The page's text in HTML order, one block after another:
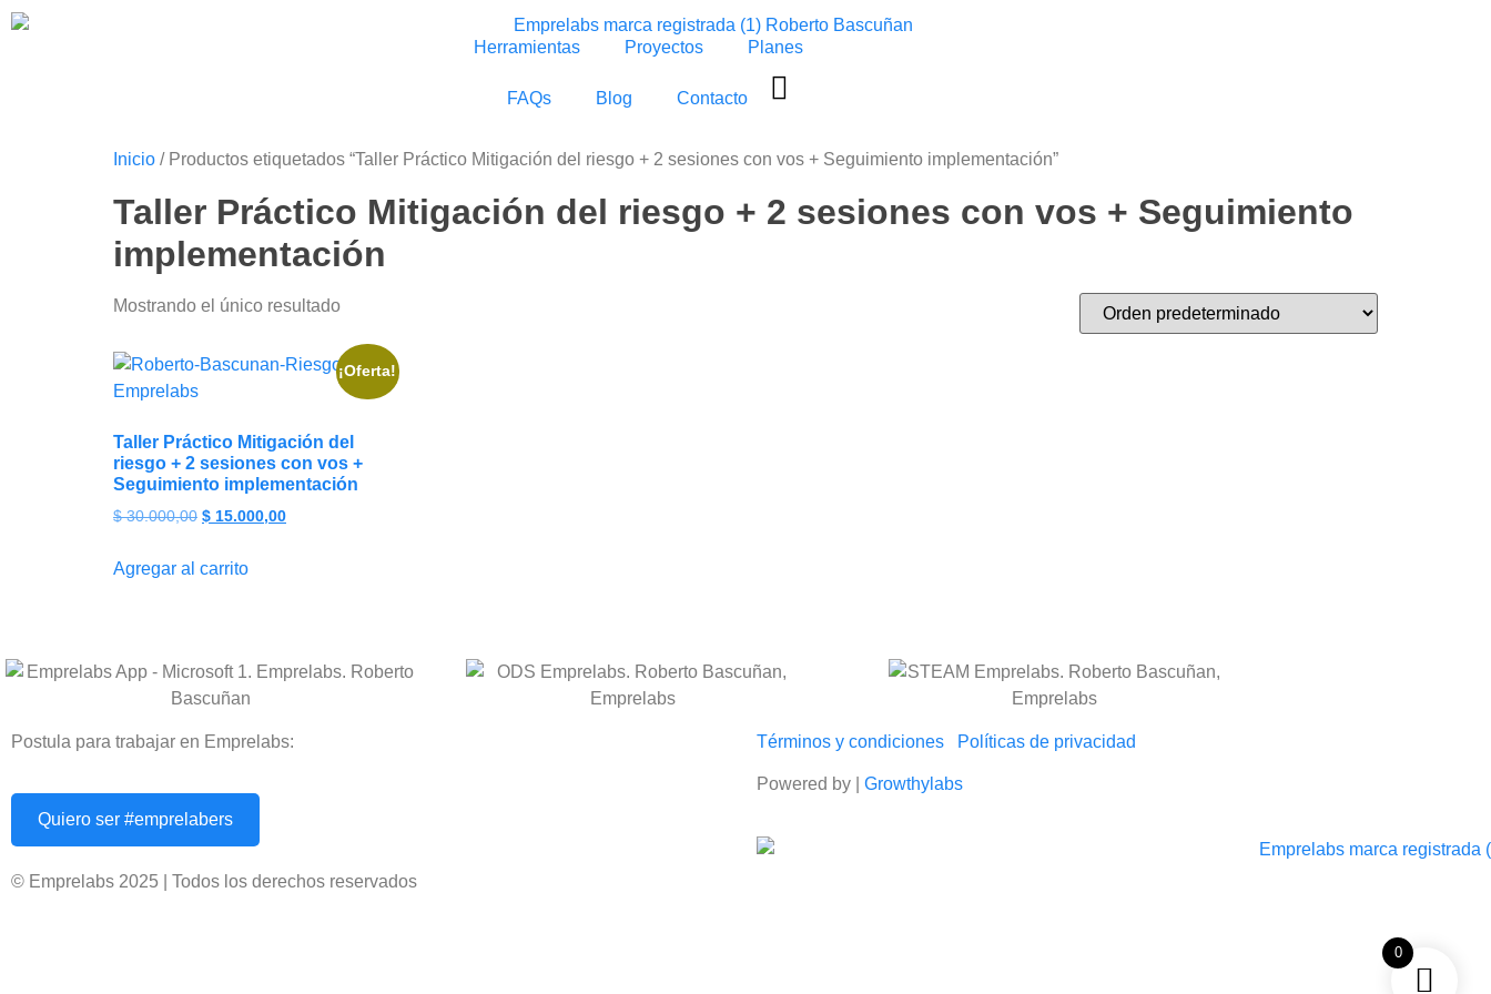
Herramientas Proyectos Planes
FAQs Blog Contacto
Inicio / Productos etiquetados “Taller Práctico Mitigación del riesgo + 2 sesiones con vos + Seguimiento implementación”
Taller Práctico Mitigación del riesgo + 2 sesiones con vos + Seguimiento
implementación
Mostrando el único resultado
¡Oferta!
Taller Práctico Mitigación del
riesgo + 2 sesiones con vos +
Seguimiento implementación
$30.000,00 $ 15.000,00
Agregar al carrito
Postula para trabajar en Emprelabs:
Quiero ser #emprelabers
© Emprelabs 2025 | Todos los derechos reservados
Términos y condiciones Políticas de privacidad
Powered by | Growthylabs
0